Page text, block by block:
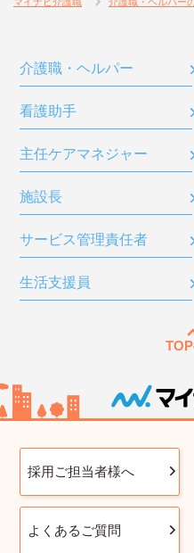
マイナビ介護職 介護職・ヘルパー
介護職・ヘルパー
看護助手
主任ケアマネジャー
施設長
サービス管理責任者
生活支援員
採用ご担当者様へ
よくあるご質問